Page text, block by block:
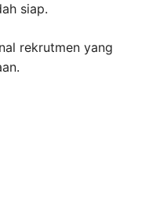
siap.
rekrutmen yang